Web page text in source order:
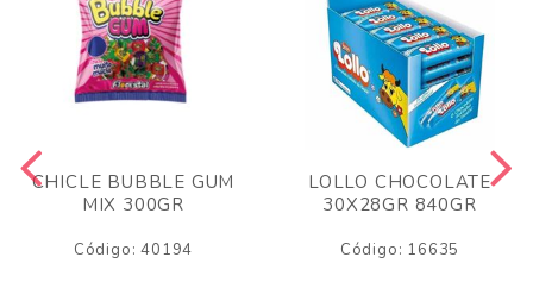
CHICLE BUBBLE GUM
MIX 300GR
Código: 40194
LOLLO CHOCOLATE
30X28GR 840GR
Código: 16635